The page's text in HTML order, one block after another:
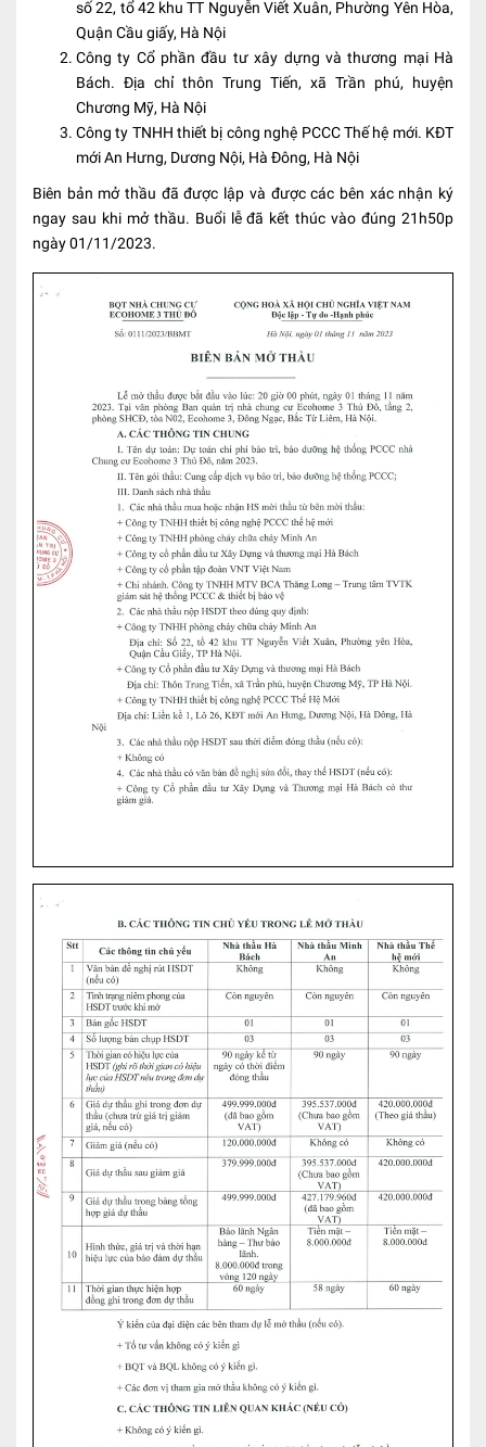
số 22, tổ 42 khu TT Nguyễn Viết Xuân, Phường Yên Hòa,
Quận Cầu giấy, Hà Nội
Công ty Cổ phần đầu tư xây dựng và thương mại Hà
Bách. Địa chỉ thôn Trung Tiến, xã Trần phú, huyện
Chương Mỹ, Hà Nội
Công ty TNHH thiết bị công nghệ PCCC Thế hệ mới. KĐT
mới An Hưng, Dương Nội, Hà Đông, Hà Nội
Biên bản mở thầu đã được lập và được các bên xác nhận ký
ngay sau khi mở thầu. Buổi lễ đã kết thúc vào đúng 21h50p
ngày 01/11/2023.